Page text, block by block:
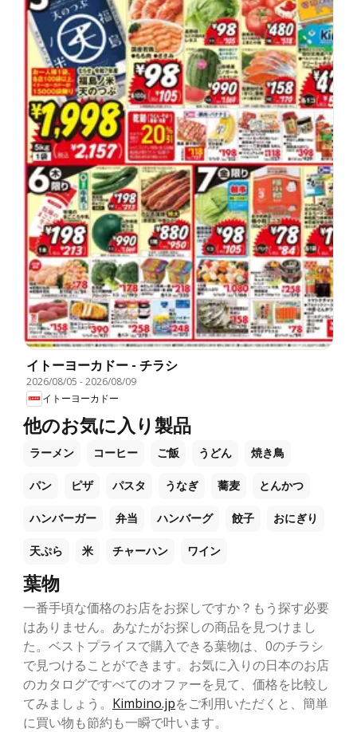
イトーヨーカドー - チラシ
2026/08/05 -2026/08/09
イトーヨーカドー
他のお気に入り製品
ラーメン コーヒー ご飯 うどん 焼き鳥
パン ピザ パスタ うなぎ 蕎麦 とんかつ
ハンバーガー 弁当 ハンバーグ 餃子 おにぎり
天ぷら 米 チャーハン ワイン
葉物
一番手頃な価格のお店をお探しですか？もう探す必要
はありません。あなたがお探しの商品を見つけまし
た。ベストプライスで購入できる葉物は、0のチラシ
で見つけることができます。お気に入りの日本のお店
のカタログですべてのオファーを見て、価格を比較し
てみましょう。 Kimbino.jpをご利用いただくと、簡単
に買い物も節約も一瞬で叶います。